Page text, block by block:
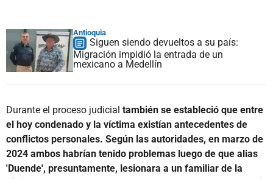
Antioquia
Siguen siendo devueltos a su país:
Migración impidió la entrada de un
mexicano a Medellín
Durante el proceso judicial también se estableció que entre
el hoy condenado y la víctima existían antecedentes de
conflictos personales. Según las autoridades, en marzo de
2024 ambos habrían tenido problemas luego de que alias
'Duende', presuntamente, lesionara a un familiar de la